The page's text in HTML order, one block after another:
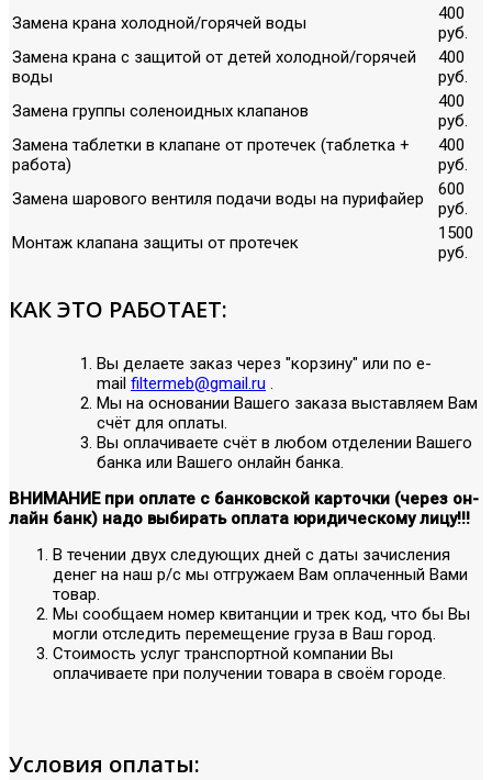
Замена крана холодной/горячей воды
400
руб.
Замена крана с защитой от детей холодной/горячей
воды
400
руб.
Замена группы соленоидных клапанов
400
руб.
Замена таблетки в клапане от протечек (таблетка +
работа)
400
руб.
Замена шарового вентиля подачи воды на пурифайер
600
руб.
Монтаж клапана защиты от протечек
1500
руб.
КАК ЭТО РАБОТАЕТ:
Вы делаете заказ через "корзину" или по е-
mail filtermeb@gmail.ru .
Мы на основании Вашего заказа выставляем Вам
счёт для оплаты.
Вы оплачиваете счёт в любом отделении Вашего
банка или Вашего онлайн банка.
ВНИМАНИЕ при оплате с банковской карточки (через он-
лайн банк) надо выбирать оплата юридическому лицу!!!
В течении двух следующих дней с даты зачисления
денег на наш р/с мы отгружаем Вам оплаченный Вами
товар.
Мы сообщаем номер квитанции и трек код, что бы Вы
могли отследить перемещение груза в Ваш город.
Стоимость услуг транспортной компании Вы
оплачиваете при получении товара в своём городе.
Условия оплаты: